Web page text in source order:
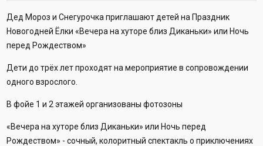
Дед Мороз и Снегурочка приглашают детей на Праздник
Новогодней Ёлки «Вечера на хуторе близ Диканьки» или Ночь
перед Рождеством»
Дети до трёх лет проходят на мероприятие в сопровождении
одного взрослого.
В фойе 1 и 2 этажей организованы фотозоны
«Вечера на хуторе близ Диканьки» или Ночь перед
Рождеством» - сочный, колоритный спектакль о приключениях